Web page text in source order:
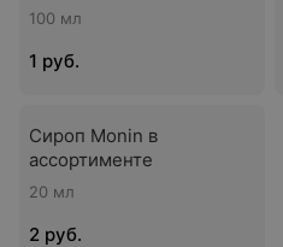
100 мл
1 руб.
Сироп Monin в
ассортименте
20 мл
2 руб.